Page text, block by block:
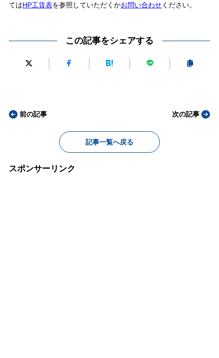
てはHP工賃表を参照していただくかお問い合わせください。
この記事をシェアする
前の記事
記事一覧へ戻る
次の記事
スポンサーリンク